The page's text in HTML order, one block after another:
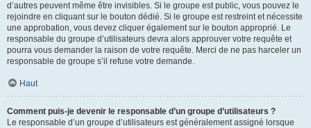
d’autres peuvent même être invisibles. Si le groupe est public, vous pouvez le
rejoindre en cliquant sur le bouton dédié. Si le groupe est restreint et nécessite
une approbation, vous devez cliquer également sur le bouton approprié. Le
responsable du groupe d’utilisateurs devra alors approuver votre requête et
pourra vous demander la raison de votre requête. Merci de ne pas harceler un
responsable de groupe s’il refuse votre demande.
Haut
Comment puis-je devenir le responsable d’un groupe d’utilisateurs ?
Le responsable d’un groupe d’utilisateurs est généralement assigné lorsque